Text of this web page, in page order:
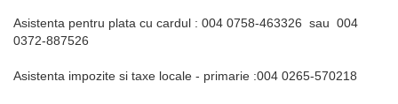
Asistenta pentru plata cu cardul : 004 0758-463326 sau 004
0372-887526
Asistenta impozite si taxe locale - primarie :004 0265-570218